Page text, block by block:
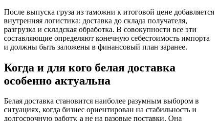
После выпуска груза из таможни к итоговой цене добавляется
внутренняя логистика: доставка до склада получателя,
разгрузка и складская обработка. В совокупности все эти
составляющие определяют конечную себестоимость импорта
и должны быть заложены в финансовый план заранее.
Когда и для кого белая доставка
особенно актуальна
Белая доставка становится наиболее разумным выбором в
ситуациях, когда бизнес ориентирован на стабильность и
долгосрочную работу, а не на разовые поставки. Она